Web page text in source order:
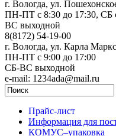
г. Вологда, ул.
ПН-ПТ c 8:30 до 17:30, СБ
ВС выходной
8(8172) 54-19-00
г. Вологда, ул. Карла
ПН-ПТ c 9:00 до 17:00
СБ-ВС выходной
e-mail: 1234ada@mail.ru
Прайс-лист
Информация для
КОМУС–упаковка